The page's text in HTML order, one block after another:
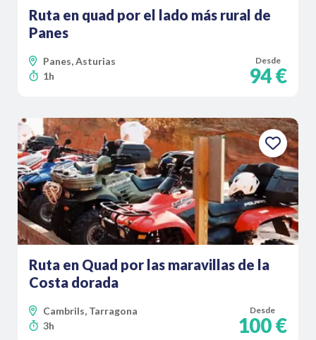
Ruta en quad por el lado más rural de
Panes
Panes, Asturias
1h
Desde
94 €
Ruta en Quad por las maravillas de la
Costa dorada
Cambrils, Tarragona
3h
Desde
100 €